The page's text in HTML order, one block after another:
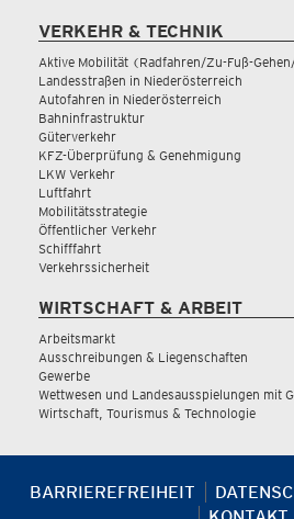
VERKEHR & TECHNIK
Aktive Mobilität (Radfahren/Zu-Fuß-
Landesstraßen in Niederösterreich
Autofahren in Niederösterreich
Bahninfrastruktur
Güterverkehr
KFZ-Überprüfung & Genehmigung
LKW Verkehr
Luftfahrt
Mobilitätsstrategie
Öffentlicher Verkehr
Schifffahrt
Verkehrssicherheit
WIRTSCHAFT & ARBEIT
Arbeitsmarkt
Ausschreibungen & Liegenschaften
Gewerbe
Wettwesen und Landesausspielungen mit
Wirtschaft, Tourismus & Technologie
BARRIEREFREIHEIT